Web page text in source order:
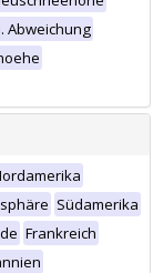
Abweichung
Südamerika
Frankreich